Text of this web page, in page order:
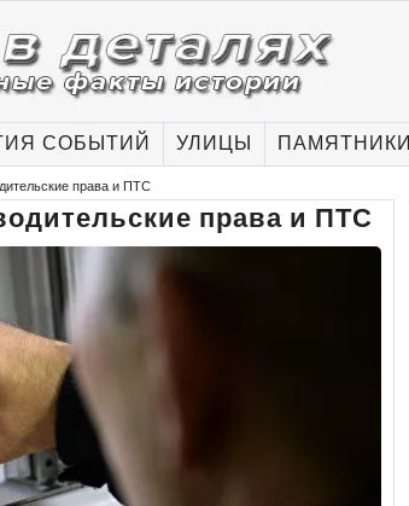
СОБЫТИЙ УЛИЦЫ ПАМЯТНИКИ
права и ПТС
права и ПТС